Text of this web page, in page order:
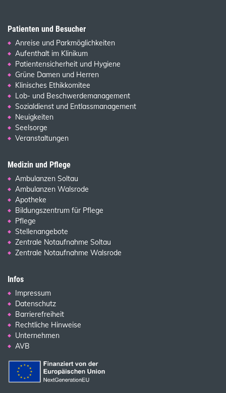
Patienten und Besucher
Anreise und Parkmöglichkeiten
Aufenthalt im Klinikum
Patientensicherheit und Hygiene
Grüne Damen und Herren
Klinisches Ethikkomitee
Lob- und Beschwerdemanagement
Sozialdienst und Entlassmanagement
Neuigkeiten
Seelsorge
Veranstaltungen
Medizin und Pflege
Ambulanzen Soltau
Ambulanzen Walsrode
Apotheke
Bildungszentrum für Pflege
Pflege
Stellenangebote
Zentrale Notaufnahme Soltau
Zentrale Notaufnahme Walsrode
Infos
Impressum
Datenschutz
Barrierefreiheit
Rechtliche Hinweise
Unternehmen
AVB